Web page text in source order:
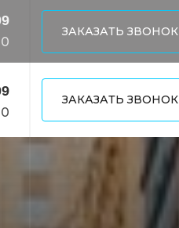
ЗАКАЗАТЬ ЗВОНОК
ЗАКАЗАТЬ ЗВОНОК